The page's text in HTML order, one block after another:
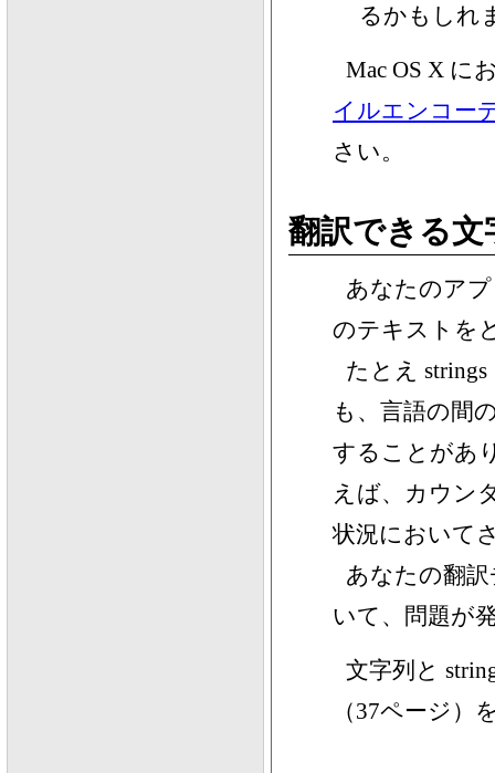
るかもしれ
Mac OS X に
イルエンコー
さい。
翻訳できる文
あなたのア
のテキストを
たとえ
も、言語の間
することがあ
えば、カウン
状況において
あなたの翻
いて、問題が
文字列と
（37ページ）